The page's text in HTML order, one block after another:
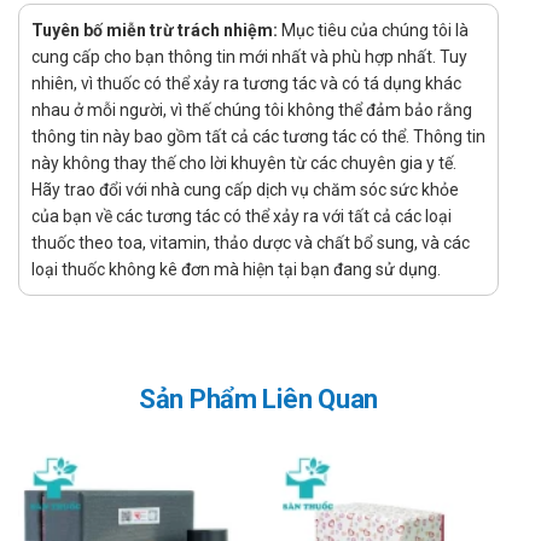
nhờ Pidobenzone 4% đồng thời bảo vệ da từ bên ngoài bằng
Ethylhexyl Methoxycinnamate ( SPF 10 ).
Chống chỉ định khi dùng sản phẩm K5
Cryolaser 20ml
Không dùng cho người mẫn cảm với bất kỳ thành phần nào
của sản phẩm.
Liều dùng - Cách dùng sản phẩm K5
lượng vừa đủ K5® Cryolaser, mát xa nhẹ nhàng cho tới khi lớp
gel được hấp thụ hoàn toàn. Bôi trước khi trang điểm. Kết quả
nên sử dụng K5® Cryolaser từ 6 đến 8 tuần để ổn định tác
dụng.
Tuyên bố miễn trừ trách nhiệm: Mục tiêu của chúng tôi là
cung cấp cho bạn thông tin mới nhất và phù hợp nhất. Tuy
nhiên, vì thuốc có thể xảy ra tương tác và có tá dụng khác
nhau ở mỗi người, vì thế chúng tôi không thể đảm bảo rằng
thông tin này bao gồm tất cả các tương tác có thể. Thông tin
này không thay thế cho lời khuyên từ các chuyên gia y tế.
Hãy trao đổi với nhà cung cấp dịch vụ chăm sóc sức khỏe
của bạn về các tương tác có thể xảy ra với tất cả các loại
thuốc theo toa, vitamin, thảo dược và chất bổ sung, và các
loại thuốc không kê đơn mà hiện tại bạn đang sử dụng.
Sản Phẩm Liên Quan